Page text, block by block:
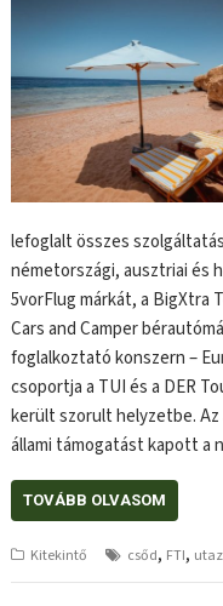
lefoglalt összes
németországi, ausztriai és
5vorFlug márkát, a BigXtra
Cars and Camper
foglalkoztató konszern –
csoportja a TUI és a DER
került szorult helyzetbe. Az
állami támogatást kapott a
TOVÁBB OLVASOM
Kitekintő csőd, FTI,